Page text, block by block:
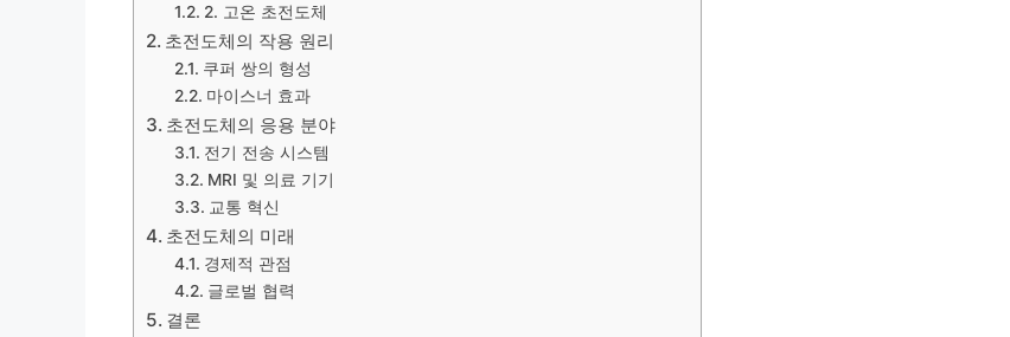
2. 고온 초전도체
초전도체의 작용 원리
쿠퍼 쌍의 형성
마이스너 효과
초전도체의 응용 분야
전기 전송 시스템
MRI 및 의료 기기
교통 혁신
초전도체의 미래
경제적 관점
글로벌 협력
결론